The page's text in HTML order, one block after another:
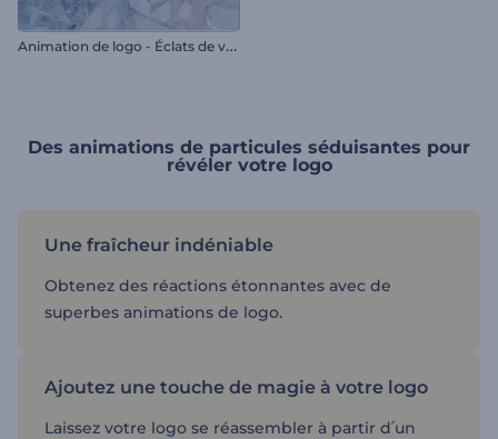
A
nimation de logo - Éclats de verre brisé
Des animations de particules séduisantes pour
révéler votre logo
Une fraîcheur indéniable
Obtenez des réactions étonnantes avec de
superbes animations de logo.
Ajoutez une touche de magie à votre logo
Laissez votre logo se réassembler à partir d՛un